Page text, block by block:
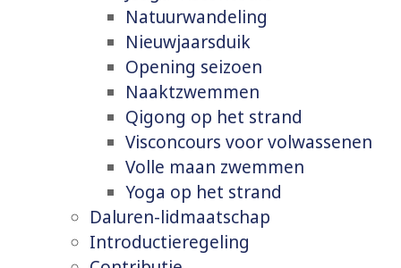
Natuurwandeling
Nieuwjaarsduik
Opening seizoen
Naaktzwemmen
Qigong op het strand
Visconcours voor volwassenen
Volle maan zwemmen
Yoga op het strand
Daluren-lidmaatschap
Introductieregeling